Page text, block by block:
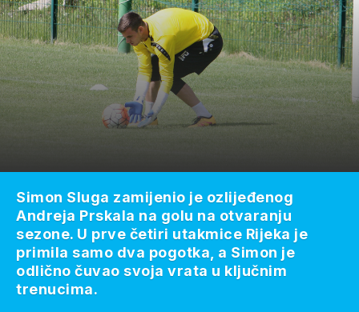
Simon Sluga zamijenio je ozlijeđenog
Andreja Prskala na golu na otvaranju
sezone. U prve četiri utakmice Rijeka je
primila samo dva pogotka, a Simon je
odlično čuvao svoja vrata u ključnim
trenucima.